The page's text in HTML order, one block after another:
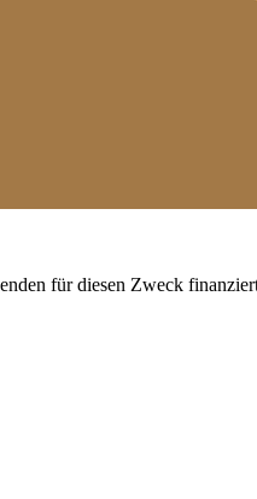
für diesen Zweck